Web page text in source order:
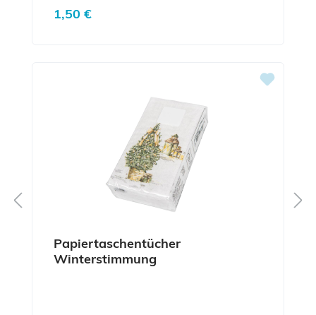
Regulärer Preis:
1,50 €
Papiertaschentücher
Winterstimmung